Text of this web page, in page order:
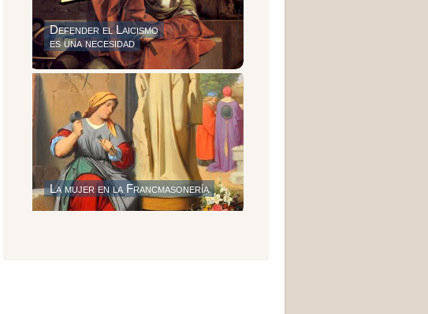
Defender el Laicismo
es una necesidad
La mujer en la Francmasonería